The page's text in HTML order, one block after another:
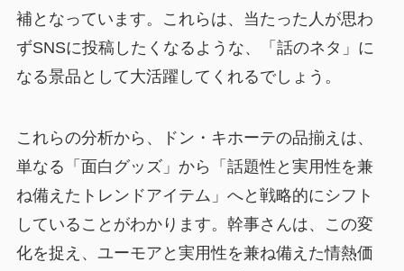
補となっています。これらは、当たった人が思わ
ずSNSに投稿したくなるような、
「話のネタ」に
なる景品 として大活躍してくれるでしょう。
これらの分析から、ドン・キホーテの品揃えは、
単なる「面白グッズ」から「話題性と実用性を兼
ね備えたトレンドアイテム」へと戦略的にシフト
していることがわかります。幹事さんは、この変
化を捉え、ユーモアと実用性を兼ね備えた情熱価